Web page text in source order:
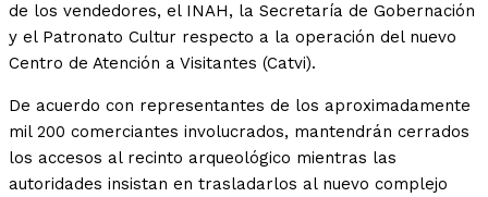
de los vendedores, el INAH, la Secretaría de Gobernación
y el Patronato Cultur respecto a la operación del nuevo
Centro de Atención a Visitantes (Catvi).
De acuerdo con representantes de los aproximadamente
mil 200 comerciantes involucrados, mantendrán cerrados
los accesos al recinto arqueológico mientras las
autoridades insistan en trasladarlos al nuevo complejo